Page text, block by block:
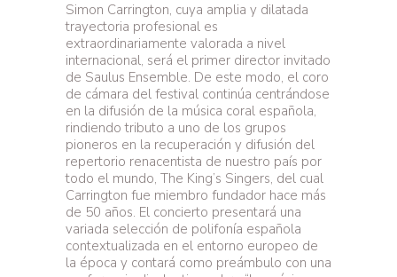
Simon Carrington, cuya amplia y dilatada
trayectoria profesional es
extraordinariamente valorada a nivel
internacional, será el primer director invitado
de Saulus Ensemble. De este modo, el coro
de cámara del festival continúa centrándose
en la difusión de la música coral española,
rindiendo tributo a uno de los grupos
pioneros en la recuperación y difusión del
repertorio renacentista de nuestro país por
todo el mundo, The King’s Singers, del cual
Carrington fue miembro fundador hace más
de 50 años. El concierto presentará una
variada selección de polifonía española
contextualizada en el entorno europeo de
la época y contará como preámbulo con una